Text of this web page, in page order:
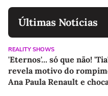
Últimas Notícias
REALITY SHOWS
'Eternos'... só que não!
revela motivo do
Ana Paula Renault e